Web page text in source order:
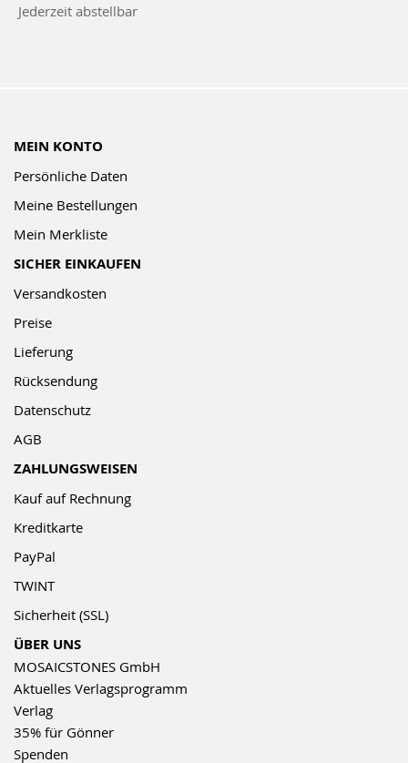
Newsletter:
Jederzeit abstellbar
MEIN KONTO
Persönliche Daten
Meine Bestellungen
Mein Merkliste
SICHER EINKAUFEN
Versandkosten
Preise
Lieferung
Rücksendung
Datenschutz
AGB
ZAHLUNGSWEISEN
Kauf auf Rechnung
Kreditkarte
PayPal
TWINT
Sicherheit (SSL)
ÜBER UNS
MOSAICSTONES GmbH
Aktuelles Verlagsprogramm
Verlag
35% für Gönner
Spenden